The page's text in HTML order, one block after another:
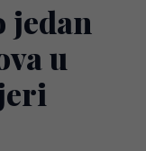
jedan
u